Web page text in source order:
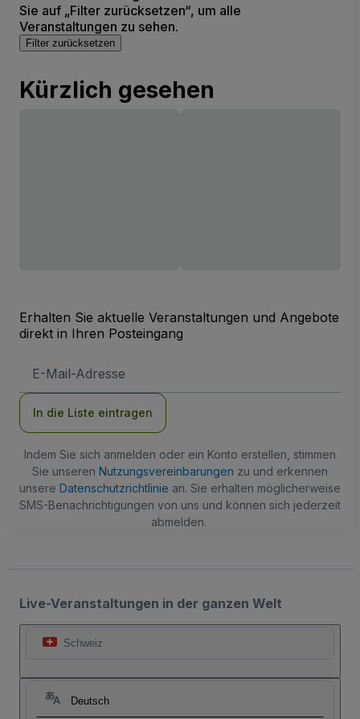
Sie auf „Filter zurücksetzen“, um alle
Veranstaltungen zu sehen.
Filter zurücksetzen
Kürzlich gesehen
Erhalten Sie aktuelle Veranstaltungen und Angebote
direkt in Ihren Posteingang
Mail-
In die Liste eintragen
Indem Sie sich anmelden oder ein Konto erstellen, stimmen
Sie unseren Nutzungsvereinbarungen zu und erkennen
unsere Datenschutzrichtlinie an. Sie erhalten möglicherweise
SMS-Benachrichtigungen von uns und können sich jederzeit
abmelden.
Live-Veranstaltungen in der ganzen Welt
Schweiz
Deutsch